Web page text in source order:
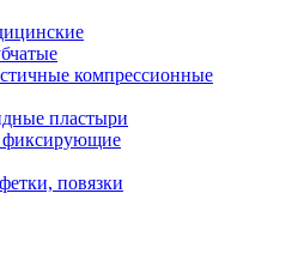
компрессионные
пластыри
повязки